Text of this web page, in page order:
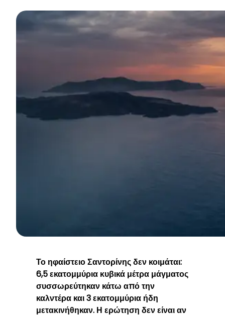
Το ηφαίστειο Σαντορίνηςδεν κοιμάται:
6,5 εκατομμύρια κυβικά μέτρα μάγματος
συσσωρεύτηκαν κάτω από την
καλντέρα και 3 εκατομμύρια ήδη
μετακινήθηκαν. Η ερώτηση δεν είναι αν